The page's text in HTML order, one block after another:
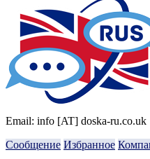
Email: info [AT] doska-ru.co.uk
Сообщение Избранное